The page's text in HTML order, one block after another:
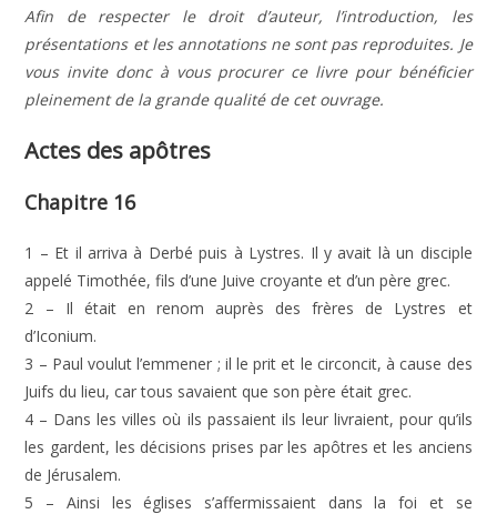
Afin de respecter le droit d’auteur, l’introduction, les
présentations et les annotations ne sont pas reproduites. Je
vous invite donc à vous procurer ce livre pour bénéficier
pleinement de la grande qualité de cet ouvrage.
Actes des apôtres
Chapitre 16
1 – Et il arriva à Derbé puis à Lystres. Il y avait là un disciple
appelé Timothée, fils d’une Juive croyante et d’un père grec.
2 – Il était en renom auprès des frères de Lystres et
d’Iconium.
3 – Paul voulut l’emmener ; il le prit et le circoncit, à cause des
Juifs du lieu, car tous savaient que son père était grec.
4 – Dans les villes où ils passaient ils leur livraient, pour qu’ils
les gardent, les décisions prises par les apôtres et les anciens
de Jérusalem.
5 – Ainsi les églises s’affermissaient dans la foi et se